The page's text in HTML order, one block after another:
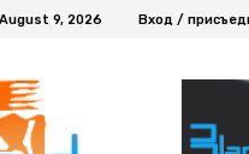
9, 2026 Вход /